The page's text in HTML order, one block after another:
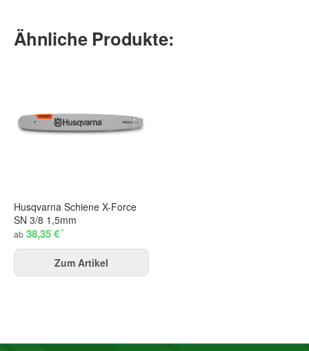
Ähnliche Produkte:
Husqvarna Schiene X-Force
SN 3/8 1,5mm
ab 38,35 €*
Zum Artikel